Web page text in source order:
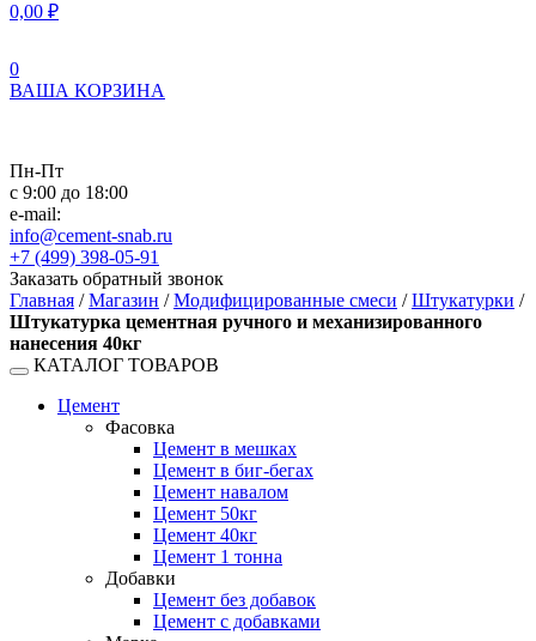
0,00 ₽
0
ВАША КОРЗИНА
Пн-Пт
с 9:00 до 18:00
e-mail:
info@cement-snab.ru
+7 (499) 398-05-91
Заказать обратный звонок
Главная /Магазин /Модифицированные смеси /Штукатурки /
Штукатурка цементная ручного и механизированного
нанесения 40кг
КАТАЛОГ ТОВАРОВ
Цемент
Фасовка
Цемент в мешках
Цемент в биг-бегах
Цемент навалом
Цемент 50кг
Цемент 40кг
Цемент 1 тонна
Добавки
Цемент без добавок
Цемент с добавками